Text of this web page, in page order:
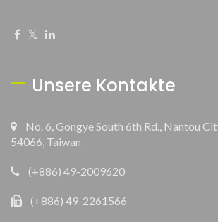
Unsere Kontakte
No. 6, Gongye South 6th Rd., Nantou
54066, Taiwan
(+886) 49-2009620
(+886) 49-2261566